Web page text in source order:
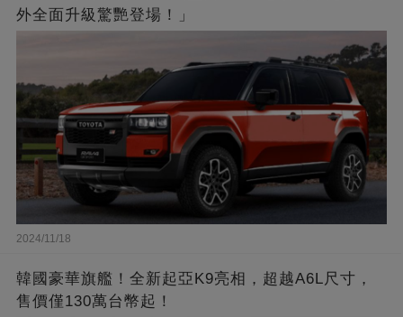
外全面升級驚艷登場！」
2024/11/18
韓國豪華旗艦！全新起亞K9亮相，超越A6L尺寸，
售價僅130萬台幣起！